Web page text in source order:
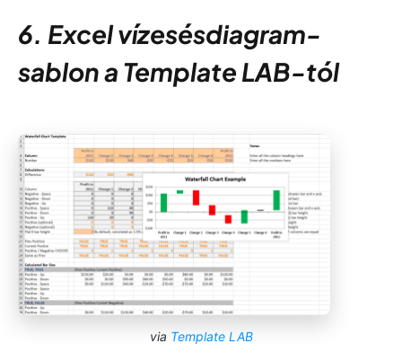
6. Excel vízesésdiagram-
sablon a Template LAB-tól
via Template LAB